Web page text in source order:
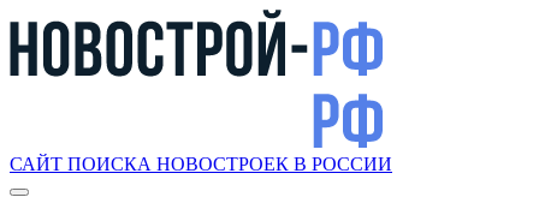
САЙТ ПОИСКА НОВОСТРОЕК В РОССИИ